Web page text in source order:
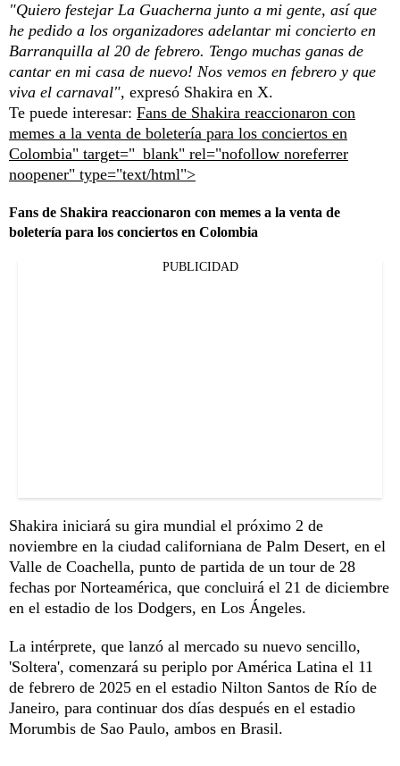
"Quiero festejar La Guacherna junto a mi gente, así que
he pedido a los organizadores adelantar mi concierto en
Barranquilla al 20 de febrero. Tengo muchas ganas de
cantar en mi casa de nuevo! Nos vemos en febrero y que
viva el carnaval", expresó Shakira en X.
Te puede interesar: Fans de Shakira reaccionaron con
memes a la venta de boletería para los conciertos en
Colombia" target="_blank" rel="nofollow noreferrer
noopener" type="text/html">
Fans de Shakira reaccionaron con memes a la venta de
boletería para los conciertos en Colombia
PUBLICIDAD
Shakira iniciará su gira mundial el próximo 2 de
noviembre en la ciudad californiana de Palm Desert, en el
Valle de Coachella, punto de partida de un tour de 28
fechas por Norteamérica, que concluirá el 21 de diciembre
en el estadio de los Dodgers, en Los Ángeles.
La intérprete, que lanzó al mercado su nuevo sencillo,
'Soltera', comenzará su periplo por América Latina el 11
de febrero de 2025 en el estadio Nilton Santos de Río de
Janeiro, para continuar dos días después en el estadio
Morumbis de Sao Paulo, ambos en Brasil.